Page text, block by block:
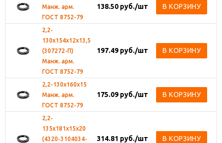
Манж. арм.
ГОСТ 8752-79
138.50 руб./шт В КОРЗИНУ
2,2-
130х154х12х13,5
(307272-П)
Манж. арм.
ГОСТ 8752-79
197.49 руб./шт В КОРЗИНУ
2,2-130х160х15
Манж. арм.
ГОСТ 8752-79
175.09 руб./шт В КОРЗИНУ
2,2-
135х181х15х20
(4320-3104034-
314.81 руб./шт В КОРЗИНУ